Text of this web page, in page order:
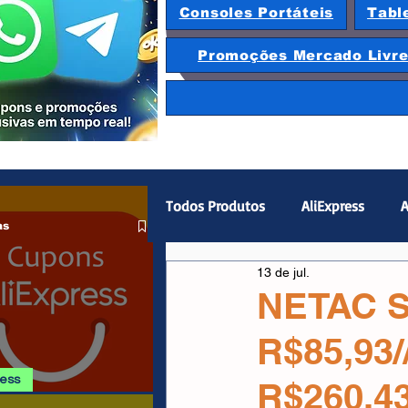
Consoles Portáteis
Promoções Mercado Livre
Todos Produtos AliExpress
Magazine Luiza
Smartphones
NETAC
13 de jul.